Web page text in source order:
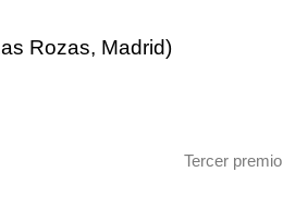
Rozas, Madrid)
Tercer premio